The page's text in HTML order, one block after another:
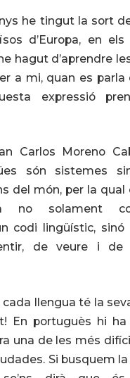
he tingut la sort
d’Europa, en els
hagut d’aprendre
a mi, quan es parla
expressió
Carlos Moreno
són sistemes
del món, per la
no solament
codi lingüístic,
de veure i de
cada llengua té la
En portuguès hi ha
una de les més
Si busquem